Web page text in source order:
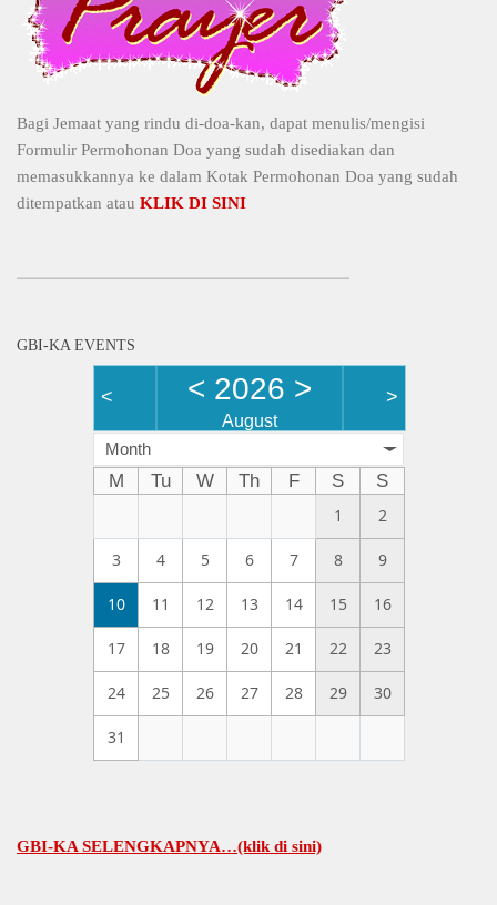
Bagi Jemaat yang rindu di-doa-kan, dapat menulis/mengisi
Formulir Permohonan Doa yang sudah disediakan dan
memasukkannya ke dalam Kotak Permohonan Doa yang sudah
ditempatkan atau KLIK DI SINI
GBI-KA EVENTS
< < 2026 >
August
>
Month
M Tu W Th F S
S
1
2
3 4 5 6 7 8 9
10 11 12 13 14 15 16
17 18 19 20 21 22 23
24 25 26 27 28 29 30
31
KA SELENGKAPNYA…(klik di sini)